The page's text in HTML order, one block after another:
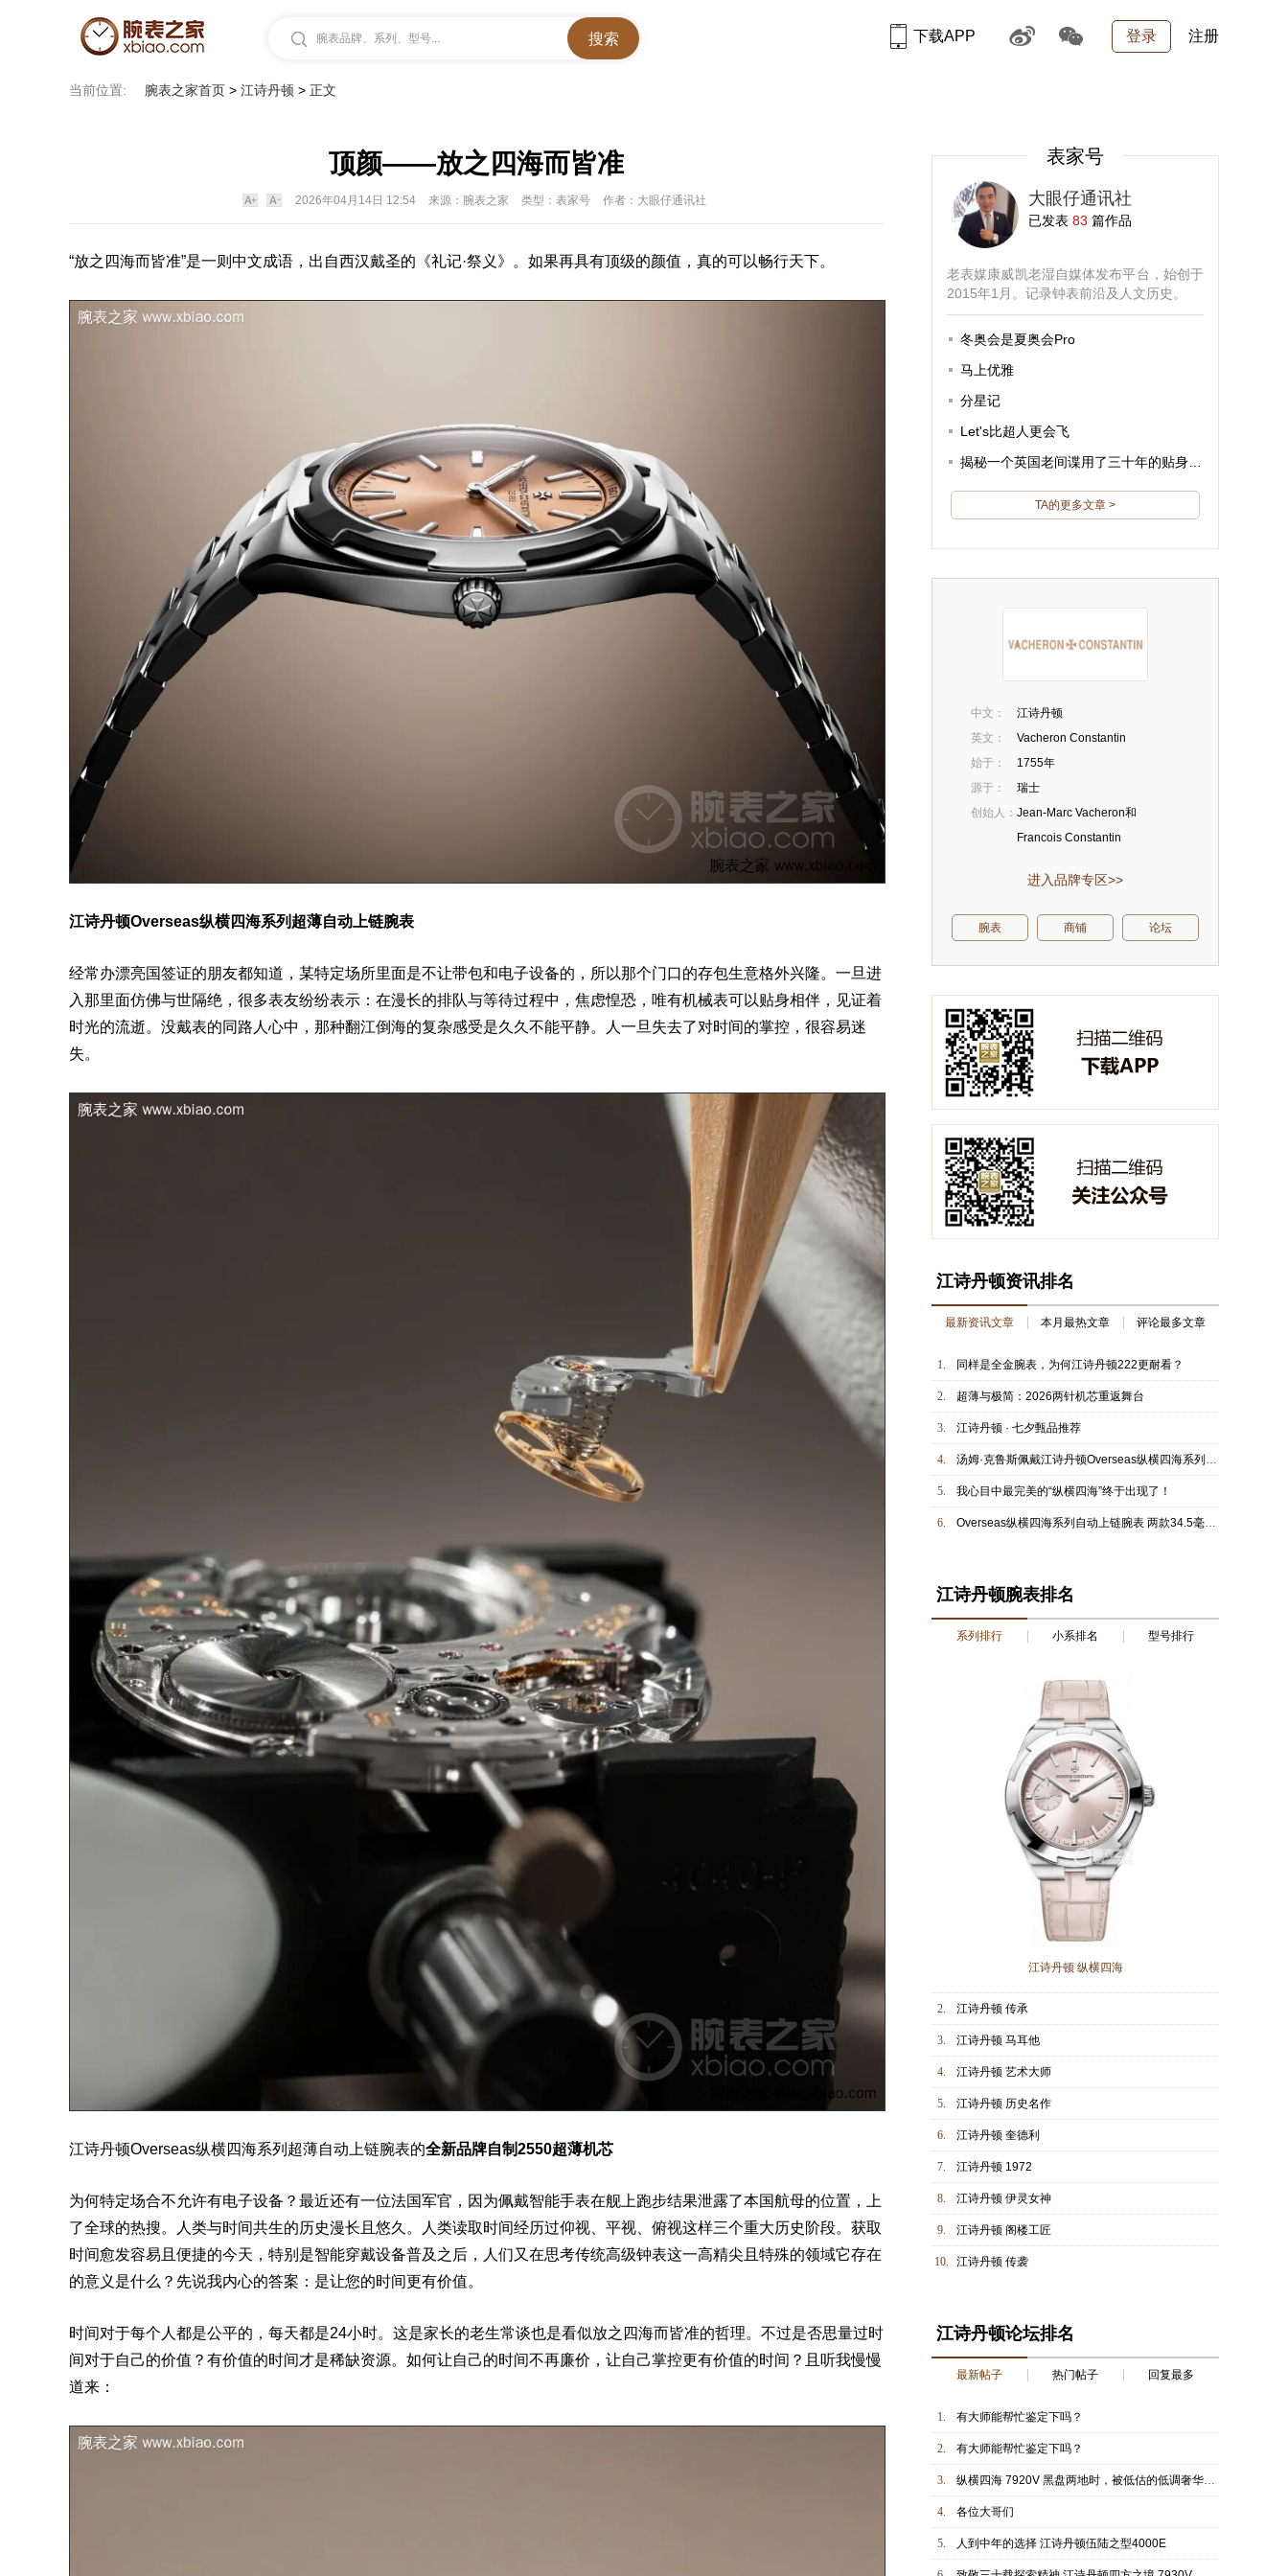
腕表品牌、系列、型号... 登录 注册
下载APP
当前位置: 腕表之家首页 > 江诗丹顿 > 正文
顶颜——放之四海而皆准
2026年04月14日 12:54 来源：腕表之家 类型：表家号 作者：大眼仔通讯社
“放之四海而皆准”是一则中文成语，出自西汉戴圣的《礼记·祭义》。如果再具有顶级的颜值，真的可以畅行天下。
江诗丹顿Overseas纵横四海系列超薄自动上链腕表
经常办漂亮国签证的朋友都知道，某特定场所里面是不让带包和电子设备的，所以那个门口的存包生意格外兴隆。一旦进
入那里面仿佛与世隔绝，很多表友纷纷表示：在漫长的排队与等待过程中，焦虑惶恐，唯有机械表可以贴身相伴，见证着
时光的流逝。没戴表的同路人心中，那种翻江倒海的复杂感受是久久不能平静。人一旦失去了对时间的掌控，很容易迷
失。
江诗丹顿Overseas纵横四海系列超薄自动上链腕表的全新品牌自制2550超薄机芯
为何特定场合不允许有电子设备？最近还有一位法国军官，因为佩戴智能手表在舰上跑步结果泄露了本国航母的位置，上
了全球的热搜。人类与时间共生的历史漫长且悠久。人类读取时间经历过仰视、平视、俯视这样三个重大历史阶段。获取
时间愈发容易且便捷的今天，特别是智能穿戴设备普及之后，人们又在思考传统高级钟表这一高精尖且特殊的领域它存在
的意义是什么？先说我内心的答案：是让您的时间更有价值。
时间对于每个人都是公平的，每天都是24小时。这是家长的老生常谈也是看似放之四海而皆准的哲理。不过是否思量过时
间对于自己的价值？有价值的时间才是稀缺资源。如何让自己的时间不再廉价，让自己掌控更有价值的时间？且听我慢慢
道来：
表家号
大眼仔通讯社
已发表 83 篇作品
老表媒康威凯老湿自媒体发布平台，始创于
2015年1月。记录钟表前沿及人文历史。
冬奥会是夏奥会Pro
马上优雅
分星记
Let's比超人更会飞
揭秘一个英国老间谍用了三十年的贴身装备
TA的更多文章 >
中文：
江诗丹顿
英文：
Vacheron Constantin
始于：
1755年
源于：
瑞士
创始人： Jean-Marc Vacheron和
Francois Constantin
进入品牌专区>>
腕表 商铺 论坛
江诗丹顿资讯排名
最新资讯文章 本月最热文章 评论最多文章
1. 同样是全金腕表，为何江诗丹顿222更耐看？
2. 超薄与极简：2026两针机芯重返舞台
3. 江诗丹顿 · 七夕甄品推荐
4. 汤姆·克鲁斯佩戴江诗丹顿Overseas纵横四海系列两地时间腕表
5. 我心目中最完美的“纵横四海”终于出现了！
6. Overseas纵横四海系列自动上链腕表 两款34.5毫米全新款式设计 大胆醒目的绚彩配色 为运动时尚腕表增添温婉柔美的女性特质
江诗丹顿腕表排名
系列排行 小系排名 型号排行
江诗丹顿 纵横四海
2. 江诗丹顿 传承
3. 江诗丹顿 马耳他
4. 江诗丹顿 艺术大师
5. 江诗丹顿 历史名作
6. 江诗丹顿 奎德利
7. 江诗丹顿 1972
8. 江诗丹顿 伊灵女神
9. 江诗丹顿 阁楼工匠
10. 江诗丹顿 传袭
江诗丹顿论坛排名
最新帖子 热门帖子 回复最多
1. 有大师能帮忙鉴定下吗？
2. 有大师能帮忙鉴定下吗？
3. 纵横四海 7920V 黑盘两地时，被低估的低调奢华运动钢王
4. 各位大哥们
5. 人到中年的选择 江诗丹顿伍陆之型4000E